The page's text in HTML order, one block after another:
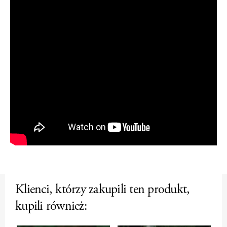
Klienci, którzy zakupili ten produkt,
kupili również: